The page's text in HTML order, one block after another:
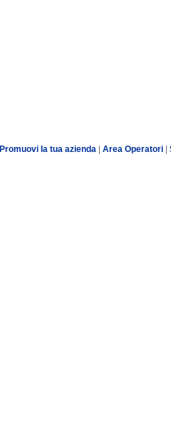
Promuovi la tua azienda Area Operatori